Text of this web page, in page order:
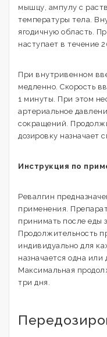
мышцу, ампулу с
температуры тела.
ягодичную область.
наступает в течение
При внутривенном
медленно. Скорость
1 минуты. При этом
артериальное
сокращений.
дозировку назначает
Инструкция по
Ревалгин
применения.
принимать после еды
Продолжительность
индивидуально для
назначается одна или
Максимальная
три дня.